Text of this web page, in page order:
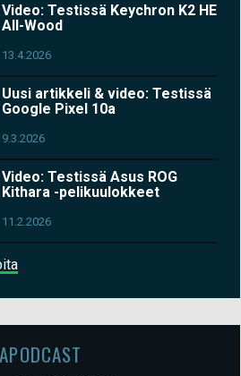
Video: Testissä Keychron K2 HE
All-Wood
13.4.2026
Uusi artikkeli & video: Testissä
Google Pixel 10a
9.3.2026
Video: Testissä Asus ROG
Kithara -pelikuulokkeet
11.2.2026